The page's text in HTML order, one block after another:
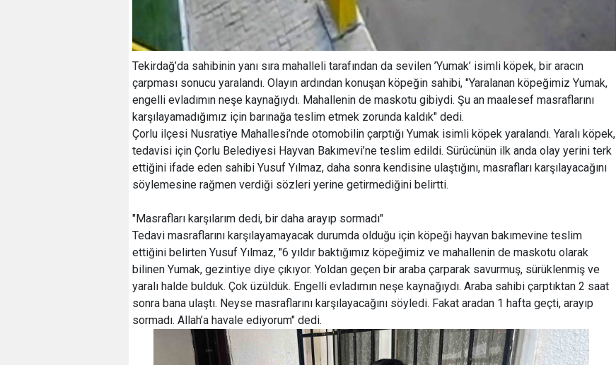
Tekirdağ’da sahibinin yanı sıra mahalleli tarafından da sevilen ’Yumak’ isimli köpek, bir aracın
çarpması sonucu yaralandı. Olayın ardından konuşan köpeğin sahibi, "Yaralanan köpeğimiz Yumak,
engelli evladımın neşe kaynağıydı. Mahallenin de maskotu gibiydi. Şu an maalesef masraflarını
karşılayamadığımız için barınağa teslim etmek zorunda kaldık" dedi.
Çorlu ilçesi Nusratiye Mahallesi’nde otomobilin çarptığı Yumak isimli köpek yaralandı. Yaralı köpek,
tedavisi için Çorlu Belediyesi Hayvan Bakımevi’ne teslim edildi. Sürücünün ilk anda olay yerini terk
ettiğini ifade eden sahibi Yusuf Yılmaz, daha sonra kendisine ulaştığını, masrafları karşılayacağını
söylemesine rağmen verdiği sözleri yerine getirmediğini belirtti.
"Masrafları karşılarım dedi, bir daha arayıp sormadı"
Tedavi masraflarını karşılayamayacak durumda olduğu için köpeği hayvan bakımevine teslim
ettiğini belirten Yusuf Yılmaz, "6 yıldır baktığımız köpeğimiz ve mahallenin de maskotu olarak
bilinen Yumak, gezintiye diye çıkıyor. Yoldan geçen bir araba çarparak savurmuş, sürüklenmiş ve
yaralı halde bulduk. Çok üzüldük. Engelli evladımın neşe kaynağıydı. Araba sahibi çarptıktan 2 saat
sonra bana ulaştı. Neyse masraflarını karşılayacağını söyledi. Fakat aradan 1 hafta geçti, arayıp
sormadı. Allah’a havale ediyorum" dedi.